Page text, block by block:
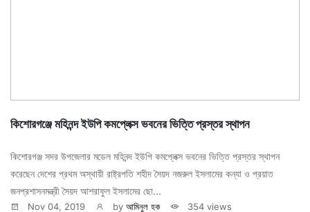
কিশোরগঞ্জে মহিনন্দ ইউপি কমপ্লেক্স ভবনের ভিত্তি প্রস্তর স্থাপন
কিশোরগঞ্জ সদর উপজেলার মডেল মহিনন্দ ইউপি কমপ্লেক্স ভবনের ভিত্তি প্রস্তর স্থাপন
করেছেন দেশের প্রথম অস্থায়ী রাষ্ট্রপতি শহীদ সৈয়দ নজরুল ইসলামের কন্যা ও প্রয়াত
জনপ্রশাসনমন্ত্রী সৈয়দ আশরাফুল ইসলামের ছো...
Nov 04, 2019 by আমিনুল হক 354 views